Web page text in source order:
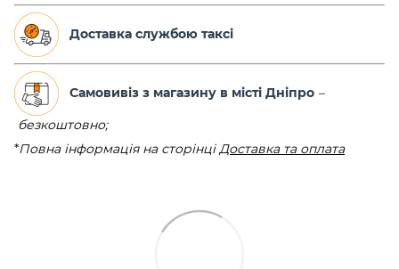
Доставка службою таксі
Самовивіз з магазину в місті Дніпро –
безкоштовно;
*Повна інформація на сторінціДоставка та оплата